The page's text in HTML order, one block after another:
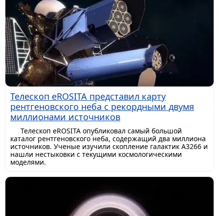
Телескоп eROSITA представил карту
рентгеновского неба с рекордными двумя
миллионами источников
Телескоп eROSITA опубликовал самый большой
каталог рентгеновского неба, содержащий два миллиона
источников. Ученые изучили скопление галактик A3266 и
нашли нестыковки с текущими космологическими
моделями.